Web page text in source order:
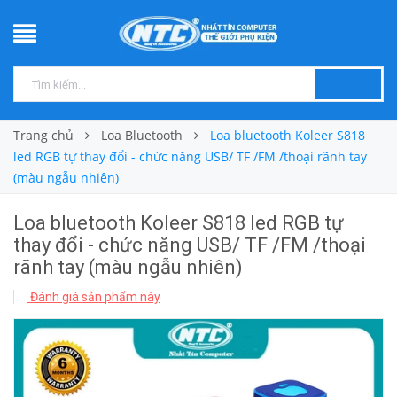
Trang chủ Loa Bluetooth
Loa bluetooth Koleer S818
led RGB tự thay đổi - chức năng USB/ TF /FM /thoại rãnh tay
(màu ngẫu nhiên)
Loa bluetooth Koleer S818 led RGB tự
thay đổi - chức năng USB/ TF /FM /thoại
rãnh tay (màu ngẫu nhiên)
Đánh giá sản phẩm này